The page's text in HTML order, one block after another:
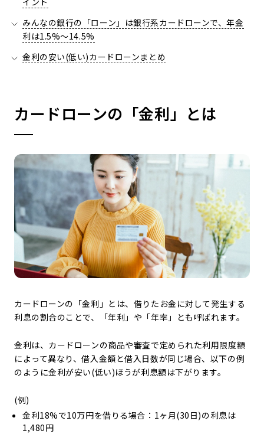
みんなの銀行の「ローン」は銀行系カードローンで、年金
利は1.5%～14.5%
金利の安い(低い)カードローンまとめ
カードローンの「金利」とは
カードローンの「金利」とは、借りたお金に対して発生する
利息の割合のことで、「年利」や「年率」とも呼ばれます。
金利は、カードローンの商品や審査で定められた利用限度額
によって異なり、借入金額と借入日数が同じ場合、以下の例
のように金利が安い(低い)ほうが利息額は下がります。
(例)
金利18%で10万円を借りる場合：1ヶ月(30日)の利息は
1,480円